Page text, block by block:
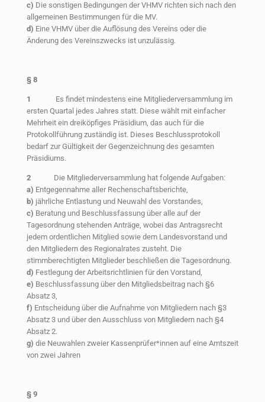
c) Die sonstigen Bedingungen der VHMV richten sich nach den
allgemeinen Bestimmungen für die MV.
d) Eine VHMV über die Auflösung des Vereins oder die
Änderung des Vereinszwecks ist unzulässig.
§ 8
1 Es findet mindestens eine Mitgliederversammlung im
ersten Quartal jedes Jahres statt. Diese wählt mit einfacher
Mehrheit ein dreiköpfiges Präsidium, das auch für die
Protokollführung zuständig ist. Dieses Beschlussprotokoll
bedarf zur Gültigkeit der Gegenzeichnung des gesamten
Präsidiums.
2 Die Mitgliederversammlung hat folgende Aufgaben:
a) Entgegennahme aller Rechenschaftsberichte,
b) jährliche Entlastung und Neuwahl des Vorstandes,
c) Beratung und Beschlussfassung über alle auf der
Tagesordnung stehenden Anträge, wobei das Antragsrecht
jedem ordentlichen Mitglied sowie dem Landesvorstand und
den Mitgliedern des Regionalrates zusteht. Die
stimmberechtigten Mitglieder beschließen die Tagesordnung.
d) Festlegung der Arbeitsrichtlinien für den Vorstand,
e) Beschlussfassung über den Mitgliedsbeitrag nach §6
Absatz 3,
f) Entscheidung über die Aufnahme von Mitgliedern nach §3
Absatz 3 und über den Ausschluss von Mitgliedern nach §4
Absatz 2.
g) die Neuwahlen zweier Kassenprüfer*innen auf eine Amtszeit
von zwei Jahren
§ 9